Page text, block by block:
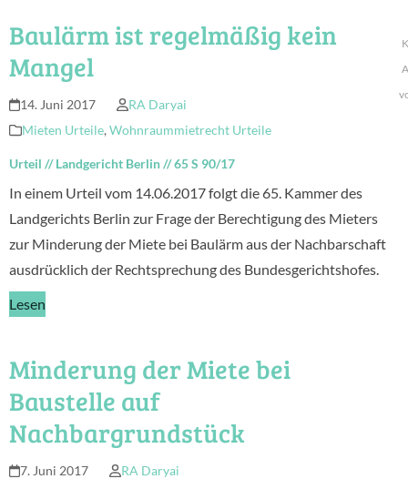
Baulärm ist regelmäßig kein
Mangel
14. Juni 2017
RA Daryai
Mieten Urteile, Wohnraummietrecht Urteile
Urteil //Landgericht Berlin//65 S 90/17
In einem Urteil vom 14.06.2017 folgt die 65. Kammer des
Landgerichts Berlin zur Frage der Berechtigung des Mieters
zur Minderung der Miete bei Baulärm aus der Nachbarschaft
ausdrücklich der Rechtsprechung des Bundesgerichtshofes.
Lesen
Minderung der Miete bei
Baustelle auf
Nachbargrundstück
7. Juni 2017
RA Daryai